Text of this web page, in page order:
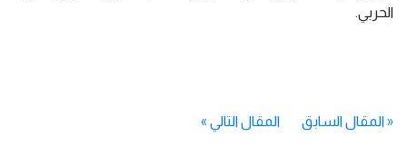
الحربي.
«المقال السابق المقال التالي »